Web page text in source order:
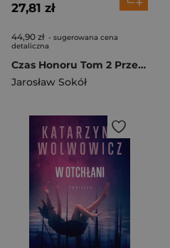
27,81 zł
44,90 zł - sugerowana cena
detaliczna
Czas Honoru Tom 2 Przed Burzą
Jarosław Sokół